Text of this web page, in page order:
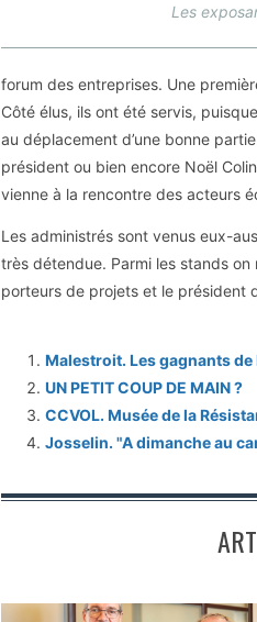
Les
forum des entreprises. Une
Côté élus, ils ont été servis,
au déplacement d’une bonne
président ou bien encore Noël
vienne à la rencontre des acteurs
Les administrés sont venus eux-
très détendue. Parmi les stands
porteurs de projets et le président
Malestroit. Les gagnants
UN PETIT COUP DE MAIN ?
CCVOL. Musée de la
Josselin. "A dimanche au